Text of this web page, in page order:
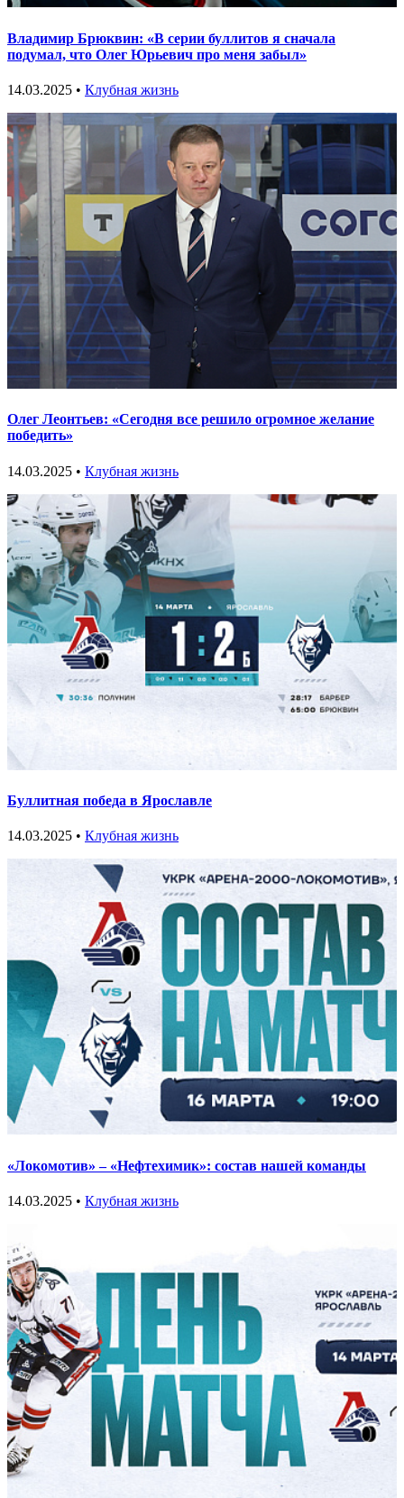
Владимир Брюквин: «В серии буллитов я сначала
подумал, что Олег Юрьевич про меня забыл»
14.03.2025 • Клубная жизнь
Олег Леонтьев: «Сегодня все решило огромное желание
победить»
14.03.2025 • Клубная жизнь
Буллитная победа в Ярославле
14.03.2025 • Клубная жизнь
«Локомотив» – «Нефтехимик»: состав нашей команды
14.03.2025 • Клубная жизнь